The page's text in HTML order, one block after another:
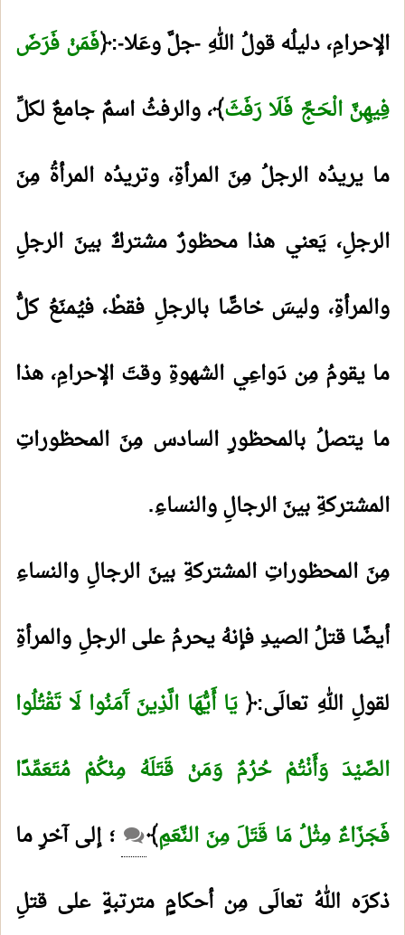
الإحرامِ، دليلُه قولُ اللهِ -جلَّ وعَلا-:﴿فَمَنْ فَرَضَ
فِيهِنَّ الْحَجَّ فَلَا رَفَثَ﴾، والرفثُ اسمٌ جامعٌ لكلِّ
ما يريدُه الرجلُ مِنَ المرأةِ، وتريدُه المرأةُ مِنَ
الرجلِ، يَعني هذا محظورٌ مشتركٌ بينَ الرجلِ
والمرأةِ، وليسَ خاصًّا بالرجلِ فقطْ، فيُمنَعُ كلُّ
ما يقومُ مِن دَواعِي الشهوةِ وقتَ الإحرامِ، هذا
ما يتصلُ بالمحظورِ السادس مِنَ المحظوراتِ
المشتركةِ بينَ الرجالِ والنساءِ.
مِنَ المحظوراتِ المشتركةِ بينَ الرجالِ والنساءِ
أيضًا قتلُ الصيدِ فإنهُ يحرمُ على الرجلِ والمرأةِ
لقولِ اللهِ تعالَى:﴿ يَا أَيُّهَا الَّذِينَ آَمَنُوا لَا تَقْتُلُوا
الصَّيْدَ وَأَنْتُمْ حُرُمٌ وَمَنْ قَتَلَهُ مِنْكُمْ مُتَعَمِّدًا
فَجَزَاءٌ مِثْلُ مَا قَتَلَ مِنَ النَّعَمِ﴾
؛ إلى آخرِ ما
ذكرَه اللهُ تعالَى مِن أحكامٍ مترتبةٍ على قتلِ